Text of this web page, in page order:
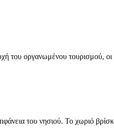
του οργανωμένου
του νησιού. Το χωριό